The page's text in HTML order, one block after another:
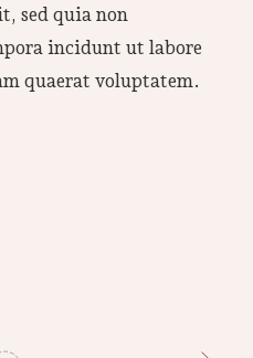
sed quia non
incidunt ut labore
quaerat voluptatem.